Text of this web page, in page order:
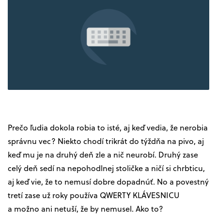
Prečo ľudia dokola robia to isté, aj keď vedia, že nerobia
správnu vec? Niekto chodí trikrát do týždňa na pivo, aj
keď mu je na druhý deň zle a nič neurobí. Druhý zase
celý deň sedí na nepohodlnej stoličke a ničí si chrbticu,
aj keď vie, že to nemusí dobre dopadnúť. No a povestný
tretí zase už roky používa QWERTY KLÁVESNICU
a možno ani netuší, že by nemusel. Ako to?